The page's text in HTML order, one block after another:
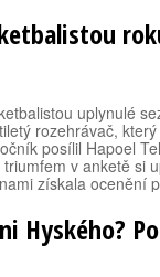
uplynulé
rozehrávač,
posílil Hapoel
v anketě si
získala ocenění
Hyského?